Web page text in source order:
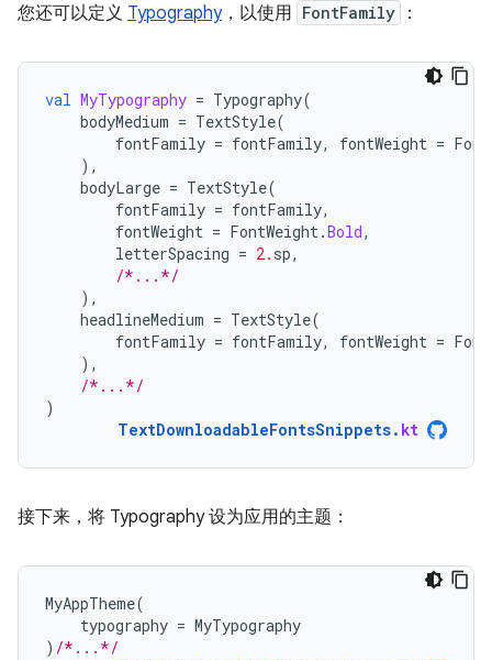
您还可以定义 Typography，以使用 FontFamily ：
val MyTypography = Typography(
bodyMedium = TextStyle(
fontFamily = fontFamily, fontWeight =
),
bodyLarge = TextStyle(
fontFamily = fontFamily,
fontWeight = FontWeight .Bold,
letterSpacing = 2. sp,
/*...*/
),
headlineMedium = TextStyle(
fontFamily = fontFamily, fontWeight =
),
/*...*/
)
TextDownloadableFontsSnippets. kt
接下来，将 Typography 设为应用的主题：
MyAppTheme(
typography = MyTypography
) /*...*/